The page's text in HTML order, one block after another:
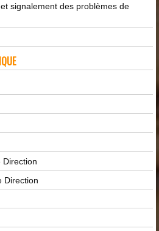
signalement des problèmes de
Direction
Direction